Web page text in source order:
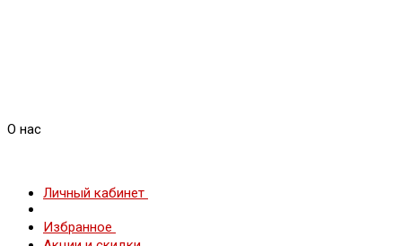
О нас
Личный кабинет
Избранное